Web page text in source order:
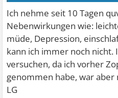
Ich nehme seit 10 Tagen
Nebenwirkungen wie:
müde, Depression,
kann ich immer noch nicht.
versuchen, da ich vorher
genommen habe, war aber
LG